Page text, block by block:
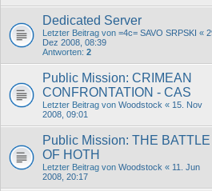
Dedicated Server
Letzter Beitrag von =4c= SAVO SRPSKI «
Dez 2008, 08:39
Antworten: 2
Public Mission: CRIMEAN
CONFRONTATION - CAS
Letzter Beitrag von Woodstock « 15. Nov
2008, 09:01
Public Mission: THE BATTLE
OF HOTH
Letzter Beitrag von Woodstock « 11. Jun
2008, 20:17